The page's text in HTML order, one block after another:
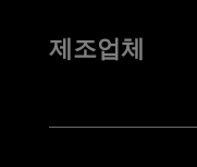
제조업체